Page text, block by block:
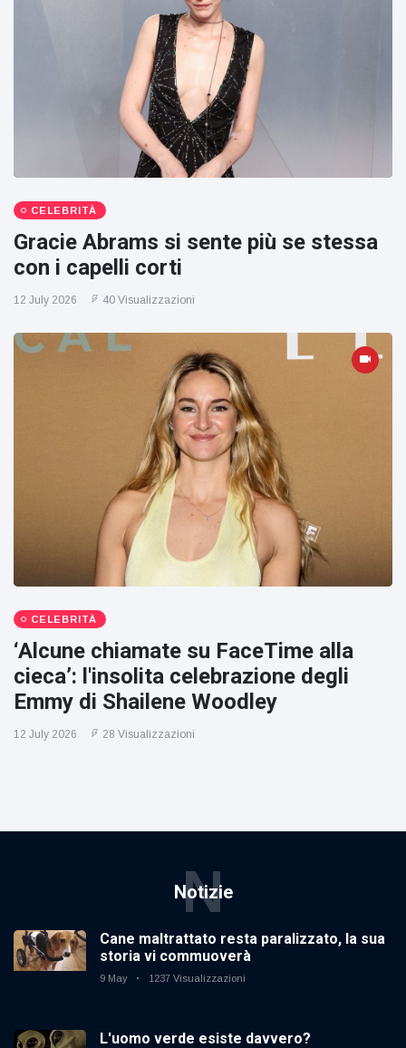
CELEBRITÀ
Gracie Abrams si sente più se stessa
con i capelli corti
12 July 2026 40 Visualizzazioni
CELEBRITÀ
‘Alcune chiamate su FaceTime alla
cieca’: l'insolita celebrazione degli
Emmy di Shailene Woodley
12 July 2026 28 Visualizzazioni
Notizie
N
Cane maltrattato resta paralizzato, la sua
storia vi commuoverà
9 May 1237 Visualizzazioni
L'uomo verde esiste davvero?